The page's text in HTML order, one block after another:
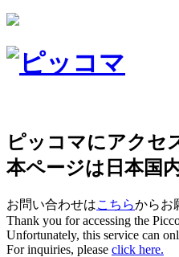
ピッコマにアクセ
本ページは日本国
お問い合わせはこちらからお
Thank you for accessing the
Unfortunately, this service can
For inquiries, please click here.